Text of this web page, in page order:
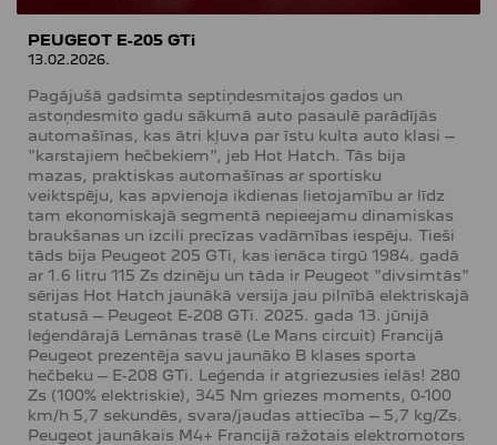
PEUGEOT E-205 GTi
13.02.2026.
Pagājušā gadsimta septiņdesmitajos gados un
astoņdesmito gadu sākumā auto pasaulē parādījās
automašīnas, kas ātri kļuva par īstu kulta auto klasi –
"karstajiem hečbekiem", jeb Hot Hatch. Tās bija
mazas, praktiskas automašīnas ar sportisku
veiktspēju, kas apvienoja ikdienas lietojamību ar līdz
tam ekonomiskajā segmentā nepieejamu dinamiskas
braukšanas un izcili precīzas vadāmības iespēju. Tieši
tāds bija Peugeot 205 GTi, kas ienāca tirgū 1984. gadā
ar 1.6 litru 115 Zs dzinēju un tāda ir Peugeot "divsimtās"
sērijas Hot Hatch jaunākā versija jau pilnībā elektriskajā
statusā – Peugeot E-208 GTi. 2025. gada 13. jūnijā
leģendārajā Lemānas trasē (Le Mans circuit) Francijā
Peugeot prezentēja savu jaunāko B klases sporta
hečbeku – E-208 GTi. Leģenda ir atgriezusies ielās! 280
Zs (100% elektriskie), 345 Nm griezes moments, 0-100
km/h 5,7 sekundēs, svara/jaudas attiecība – 5,7 kg/Zs.
Peugeot jaunākais M4+ Francijā ražotais elektromotors